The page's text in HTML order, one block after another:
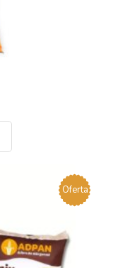
producto
opciones
se
pueden
Oferta